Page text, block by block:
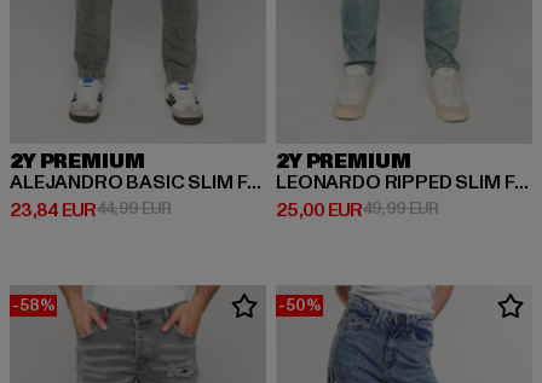
2Y PREMIUM
ALEJANDRO BASIC SLIM FIT JEANS
23,84 EUR
Derzeitiger Preis: 23,84 EUR
44,99 EURAktionspreis: 44,99 EUR
2Y PREMIUM
LEONARDO RIPPED SLIM FIT JEANS
25,00 EUR
Derzeitiger Preis: 25,00 EUR
49,99 EURAktionspreis:
-58% -50%